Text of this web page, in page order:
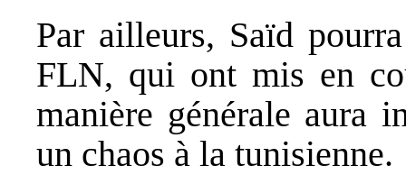
Par ailleurs, Saïd
FLN, qui ont mis en
manière générale aura
un chaos à la tunisienne.